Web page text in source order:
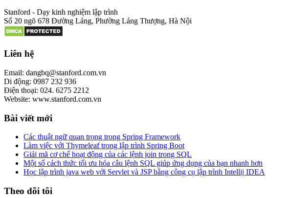
Stanford - Dạy kinh nghiệm lập trình
Số 20 ngõ 678 Đường Láng, Phường Láng Thượng, Hà Nội
Liên hệ
Email: dangbq@stanford.com.vn
Di động: 0987 232 936
Điện thoại: 024. 6275 2212
Website: www.stanford.com.vn
Bài viết mới
Các thuật ngữ quan trọng trong Spring Framework
Làm việc với Thymeleaf trong lập trình Spring Boot
Giải mã cơ chế hoạt động của các lệnh join trong SQL
Một số cách thức tối ưu hóa câu lệnh SQL giúp ứng dụng của bạn nhanh hơn
Học lập trình java web với Servlet và JSP bằng công cụ lập trình Intellij IDEA
Theo dõi tôi